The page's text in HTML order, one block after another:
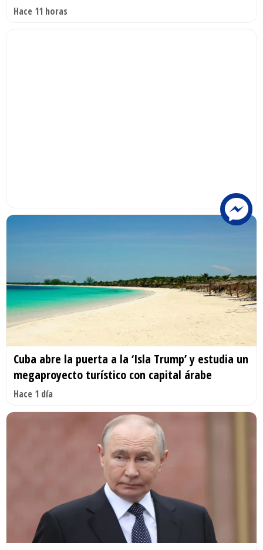
Hace 11 horas
Cuba abre la puerta a la ‘Isla Trump’ y estudia un
megaproyecto turístico con capital árabe
Hace 1 día